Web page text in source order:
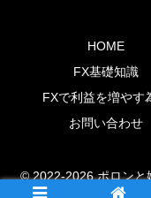
HOME
FX基礎知識
FXで利益を増やす
お問い合わせ
© 2022-2026 ポロンと